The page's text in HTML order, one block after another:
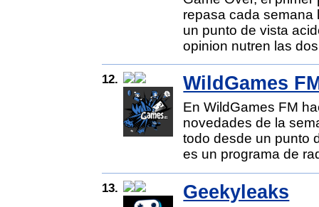
repasa cada semana
un punto de vista
opinion nutren las
12. WildGames
En WildGames FM
novedades de la
todo desde un punto
es un programa de
13. Geekyleaks